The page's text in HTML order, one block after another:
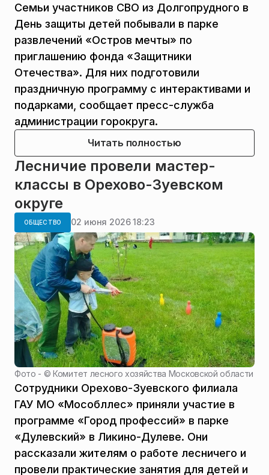
Семьи участников СВО из Долгопрудного в
День защиты детей побывали в парке
развлечений «Остров мечты» по
приглашению фонда «Защитники
Отечества». Для них подготовили
праздничную программу с интерактивами и
подарками, сообщает пресс-служба
администрации горокруга.
Читать полностью
Лесничие провели мастер-
классы в Орехово-Зуевском
округе
ОБЩЕСТВО 02 июня 2026 18:23
Фото - ©Комитет лесного хозяйства Московской области
Сотрудники Орехово-Зуевского филиала
ГАУ МО «Мособллес» приняли участие в
программе «Город профессий» в парке
«Дулевский» в Ликино-Дулеве. Они
рассказали жителям о работе лесничего и
провели практические занятия для детей и